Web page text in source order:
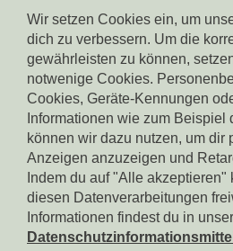
Spendenkonto Südtiroler Sparkasse
IBAN: IT17X0604511601000000110801
BIC: CRBZIT2B001
Spendenkonto Intesa Sanpaolo
IBAN: IT18B0306911619000006000065
BIC: BCITITMM
Wir setzen Cookies ein, um
dich zu verbessern. Um die
gewährleisten zu können,
notwenige Cookies.
Cookies, Geräte-Kennungen
Informationen wie zum Beispiel
können wir dazu nutzen, um dir
Anzeigen anzuzeigen und
Indem du auf "Alle akzeptieren"
diesen Datenverarbeitungen
Informationen findest du in